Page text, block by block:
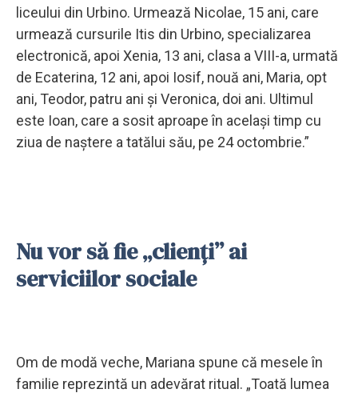
liceului din Urbino. Urmează Nicolae, 15 ani, care
urmează cursurile Itis din Urbino, specializarea
electronică, apoi Xenia, 13 ani, clasa a VIII-a, urmată
de Ecaterina, 12 ani, apoi Iosif, nouă ani, Maria, opt
ani, Teodor, patru ani şi Veronica, doi ani. Ultimul
este Ioan, care a sosit aproape în acelaşi timp cu
ziua de naştere a tatălui său, pe 24 octombrie.”
Nu vor să fie „clienţi” ai
serviciilor sociale
Om de modă veche, Mariana spune că mesele în
familie reprezintă un adevărat ritual. „Toată lumea